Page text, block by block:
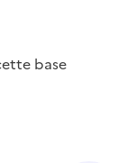
base